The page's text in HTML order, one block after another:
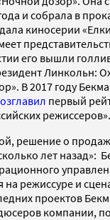
и собрала в
киносерии
его вышли
Линкольн:
В 2017 году
первый
режиссеров».
решение о
лет назад»:
на режиссуре и
проектов
компании,